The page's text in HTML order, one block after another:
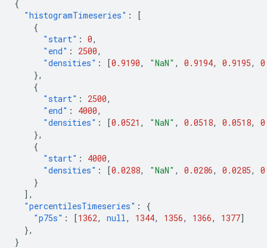
{
"histogramTimeseries" :
[
{
"start" : 0,
"end" : 2500,
"densities" : [0.9190, "NaN" , 0.9194, 0.9195,
},
{
"start" : 2500,
"end" : 4000,
"densities" : [0.0521 , "NaN" , 0.0518, 0.0518,
},
{
"start" : 4000,
"densities" : [0.0288, "NaN" , 0.0286, 0.0285,
}
],
"percentilesTimeseries" :
{
"p75s" : [1362, null, 1344, 1356, 1366, 1377]
},
}